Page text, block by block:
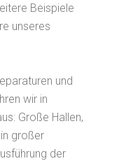
Beispiele
unseres
und
wir in
Große Hallen,
großer
der